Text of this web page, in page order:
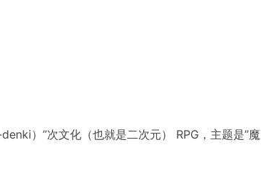
）”次文化（也就是二次元） RPG，主题是”魔